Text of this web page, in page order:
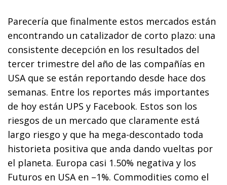
Parecería que finalmente estos mercados están
encontrando un catalizador de corto plazo: una
consistente decepción en los resultados del
tercer trimestre del año de las compañías en
USA que se están reportando desde hace dos
semanas. Entre los reportes más importantes
de hoy están UPS y Facebook. Estos son los
riesgos de un mercado que claramente está
largo riesgo y que ha mega-descontado toda
historieta positiva que anda dando vueltas por
el planeta. Europa casi 1.50% negativa y los
Futuros en USA en –1%. Commodities como el